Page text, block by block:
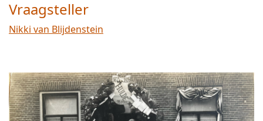
Vraagsteller
Nikki van Blijdenstein